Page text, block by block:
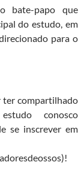
bate-papo que
do estudo, em
para o
ter compartilhado
conosco
se inscrever em